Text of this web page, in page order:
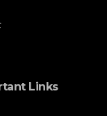
Links